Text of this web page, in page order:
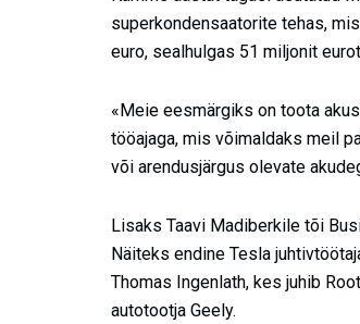
superkondensaatorite tehas,
euro, sealhulgas 51 miljonit
«Meie eesmärgiks on toota
tööajaga, mis võimaldaks meil
või arendusjärgus olevate
Lisaks Taavi Madiberkile tõi
Näiteks endine Tesla
Thomas Ingenlath, kes juhib
autotootja Geely.